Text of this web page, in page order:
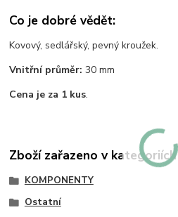
Co je dobré vědět:
Kovový, sedlářský, pevný kroužek.
Vnitřní průměr: 30 mm
Cena je za 1 kus.
Zboží zařazeno v kategoriích
KOMPONENTY
Ostatní